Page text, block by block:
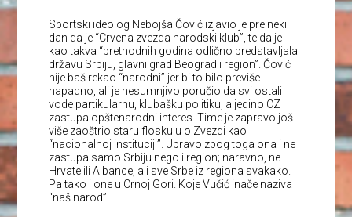
Sportski ideolog Nebojša Čović izjavio je pre neki
dan da je “Crvena zvezda narodski klub”, te da je
kao takva “prethodnih godina odlično predstavljala
državu Srbiju, glavni grad Beograd i region”. Čović
nije baš rekao “narodni” jer bi to bilo previše
napadno, ali je nesumnjivo poručio da svi ostali
vode partikularnu, klubašku politiku, a jedino CZ
zastupa opštenarodni interes. Time je zapravo još
više zaoštrio staru floskulu o Zvezdi kao
“nacionalnoj instituciji”. Upravo zbog toga ona i ne
zastupa samo Srbiju nego i region; naravno, ne
Hrvate ili Albance, ali sve Srbe iz regiona svakako.
Pa tako i one u Crnoj Gori. Koje Vučić inače naziva
“naš narod”.